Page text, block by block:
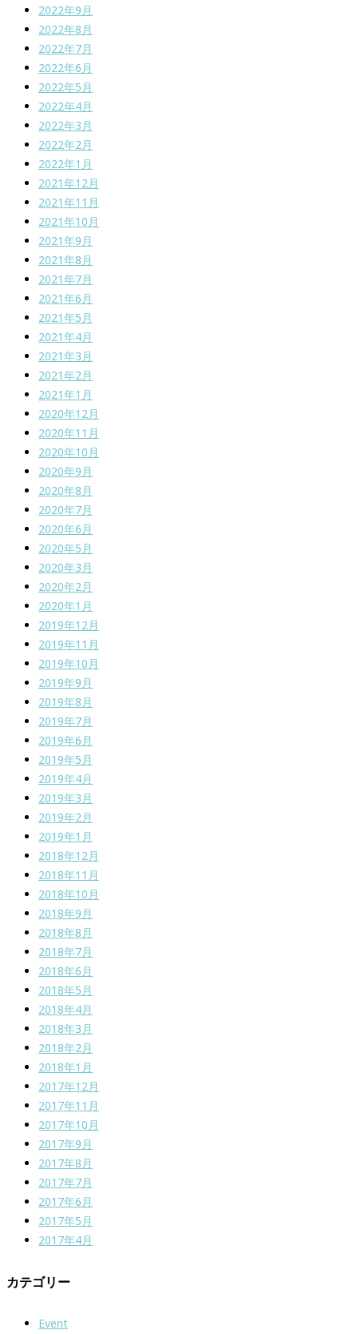
2022年9月
2022年8月
2022年7月
2022年6月
2022年5月
2022年4月
2022年3月
2022年2月
2022年1月
2021年12月
2021年11月
2021年10月
2021年9月
2021年8月
2021年7月
2021年6月
2021年5月
2021年4月
2021年3月
2021年2月
2021年1月
2020年12月
2020年11月
2020年10月
2020年9月
2020年8月
2020年7月
2020年6月
2020年5月
2020年3月
2020年2月
2020年1月
2019年12月
2019年11月
2019年10月
2019年9月
2019年8月
2019年7月
2019年6月
2019年5月
2019年4月
2019年3月
2019年2月
2019年1月
2018年12月
2018年11月
2018年10月
2018年9月
2018年8月
2018年7月
2018年6月
2018年5月
2018年4月
2018年3月
2018年2月
2018年1月
2017年12月
2017年11月
2017年10月
2017年9月
2017年8月
2017年7月
2017年6月
2017年5月
2017年4月
カテゴリー
Event